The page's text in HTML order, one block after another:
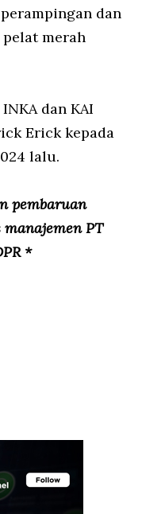
dan
merah
dan KAI
Erick kepada
lalu.
pembaruan
manajemen PT
*